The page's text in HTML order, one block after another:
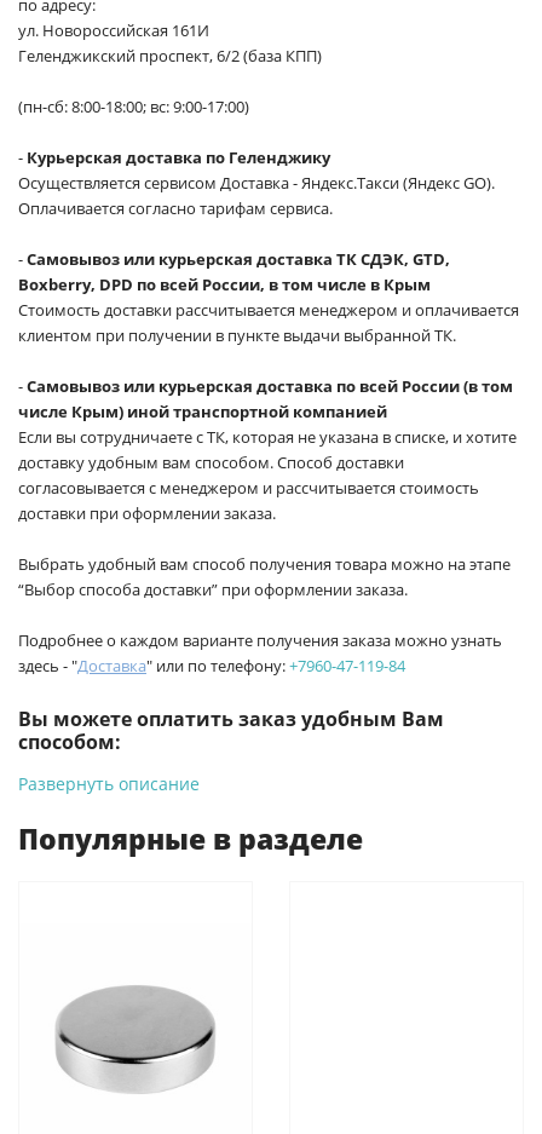
по адресу:
ул. Новороссийская 161И
Геленджикский проспект, 6/2 (база КПП)
(пн-сб: 8:00-18:00; вс: 9:00-17:00)
- Курьерская доставка по Геленджику
Осуществляется сервисом Доставка - Яндекс.Такси (Яндекс GO).
Оплачивается согласно тарифам сервиса.
-Самовывоз или курьерская доставка ТК СДЭК, GTD,
Boxberry, DPD по всей России, в том числе в Крым
Стоимость доставки рассчитывается менеджером и оплачивается
клиентом при получении в пункте выдачи выбранной ТК.
-Самовывоз или курьерская доставка по всей России (в том
числе Крым) иной транспортной компанией
Если вы сотрудничаете с ТК, которая не указана в списке, и хотите
доставку удобным вам способом. Способ доставки
согласовывается с менеджером и рассчитывается стоимость
доставки при оформлении заказа.
Выбрать удобный вам способ получения товара можно на этапе
“Выбор способа доставки” при оформлении заказа.
Подробнее о каждом варианте получения заказа можно узнать
здесь - "Доставка" или по телефону:+7960-47-119-84
Вы можете оплатить заказ удобным Вам
способом:
-Банковской картой на сайте ProffЭлектро. Данный вид
онлайн оплате заказа на сайте.
Подробнее о способах оплаты можно узнать здесь - "Оплата"
Развернуть описание
Популярные в разделе